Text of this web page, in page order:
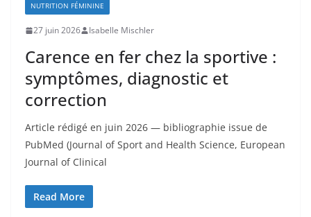
NUTRITION FÉMININE
27 juin 2026 Isabelle Mischler
Carence en fer chez la sportive :
symptômes, diagnostic et
correction
Article rédigé en juin 2026 — bibliographie issue de
PubMed (Journal of Sport and Health Science, European
Journal of Clinical
Read More